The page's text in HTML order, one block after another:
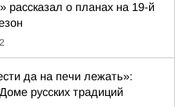
рассказал о планах на 19-й
да на печи лежать»:
русских традиций